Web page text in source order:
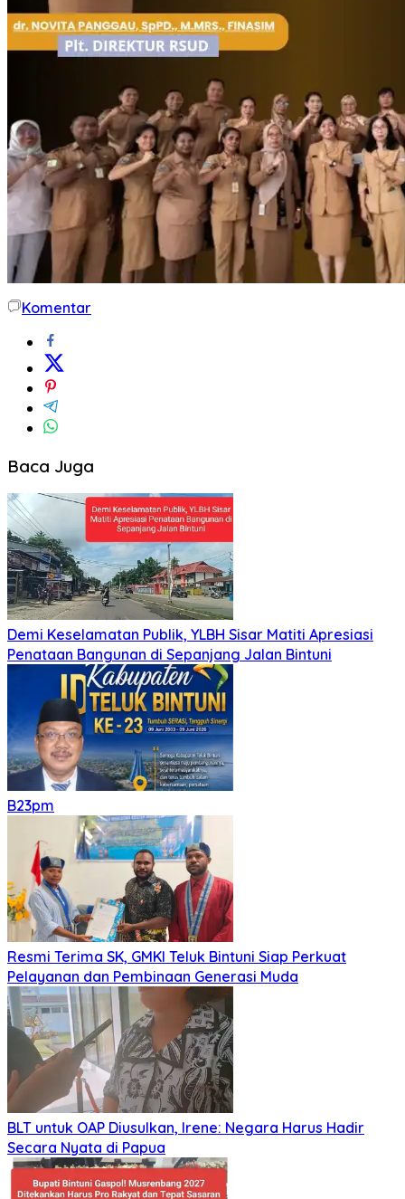
Komentar
Baca Juga
Demi Keselamatan Publik, YLBH Sisar Matiti Apresiasi
Penataan Bangunan di Sepanjang Jalan Bintuni
B23pm
Resmi Terima SK, GMKI Teluk Bintuni Siap Perkuat
Pelayanan dan Pembinaan Generasi Muda
BLT untuk OAP Diusulkan, Irene: Negara Harus Hadir
Secara Nyata di Papua